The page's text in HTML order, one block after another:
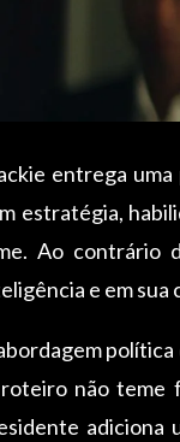
entrega
estratégia,
Ao contrário
e em sua
não teme
adiciona